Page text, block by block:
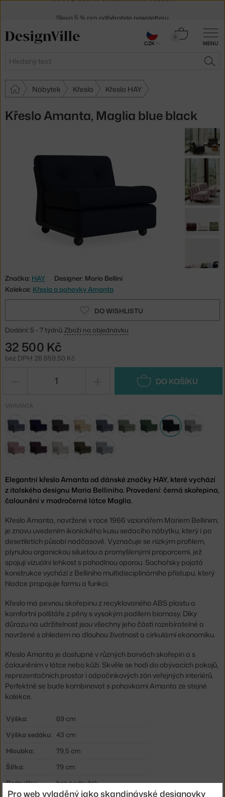
MENU
Hledat
0
Košík
Nábytek Křesla Křesla HAY
Křeslo Amanta, Maglia blue black
Značka: HAY
Designer: Mario Bellini
Kolekce: Křesla a pohovky Amanta
DO WISHLISTU
Dodání: 5 - 7 týdnů Zboží na objednávku
32 500 Kč
bez DPH: 26 859,50 Kč
DO KOŠÍKU
VARIANTA
Elegantní křeslo Amanta od dánské značky HAY, které vychází
z italského designu Maria Belliniho. Provedení: černá skořepina,
čalounění v modročerné látce Maglia.
Křeslo Amanta, navržené v roce 1966 vizionářem Mariem Bellinim,
je znovu uvedením ikonického kusu sedacího nábytku, který i po
desetiletích působí nadčasově. Vyznačuje se nízkým profilem,
plynulou organickou siluetou a promyšlenými proporcemi, jež
spojují vizuální lehkost s pohodlnou oporou. Sochařsky pojatá
konstrukce vychází z Belliniho multidisciplinárního přístupu, který
hladce propojuje formu a funkci.
Křeslo má pevnou skořepinu z recyklovaného ABS plastu a
komfortní polštáře z pěny s vysokým podílem biomasy. Díky
důrazu na udržitelnost jsou všechny jeho části rozebíratelné a
navržené s ohledem na dlouhou životnost a cirkulární ekonomiku.
Křeslo Amanta je dostupné v různých barvách skořepin a s
čalouněním v látce nebo kůži. Skvěle se hodí do obývacích pokojů,
reprezentačních prostor i odpočinkových zón veřejných interiérů.
Perfektně se bude kombinovat s pohovkami Amanta ze stejné
kolekce.
Výška:
69 cm
Výška sedáku: 43 cm
Hloubka:
79,5 cm
Šířka:
79 cm
Područky:
bez područek
30 dní na vrácení zboží
CZK
Pro web vyladěný jako skandinávské designovky